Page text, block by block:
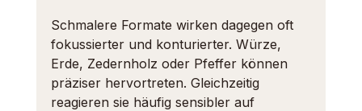
Schmalere Formate wirken dagegen oft
fokussierter und konturierter. Würze,
Erde, Zedernholz oder Pfeffer können
präziser hervortreten. Gleichzeitig
reagieren sie häufig sensibler auf